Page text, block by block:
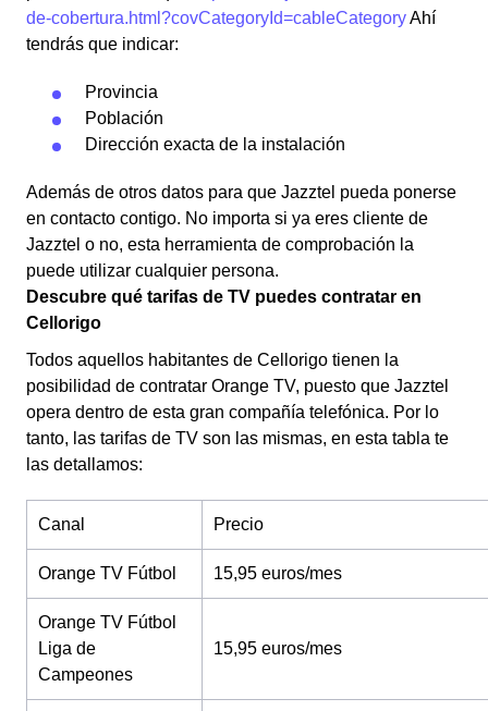
de-cobertura.html?covCategoryId=cableCategoryAhí
tendrás que indicar:
Provincia
Población
Dirección exacta de la instalación
Además de otros datos para que Jazztel pueda ponerse
en contacto contigo. No importa si ya eres cliente de
Jazztel o no, esta herramienta de comprobación la
puede utilizar cualquier persona.
Descubre qué tarifas de TV puedes contratar en
Cellorigo
Todos aquellos habitantes de Cellorigo tienen la
posibilidad de contratar Orange TV, puesto que Jazztel
opera dentro de esta gran compañía telefónica. Por lo
tanto, las tarifas de TV son las mismas, en esta tabla te
las detallamos:
Canal Precio
Orange TV Fútbol 15,95 euros/mes
Orange TV Fútbol
Liga de
Campeones
15,95 euros/mes